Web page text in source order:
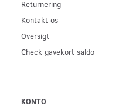
Returnering
Kontakt os
Oversigt
Check gavekort saldo
KONTO